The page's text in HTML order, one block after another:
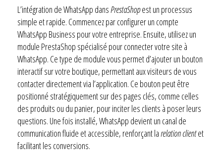
L’intégration de WhatsApp dansPrestaShopest un processus
simple et rapide. Commencez par configurer un compte
WhatsApp Business pour votre entreprise. Ensuite, utilisez un
module PrestaShop spécialisé pour connecter votre site à
WhatsApp. Ce type de module vous permet d’ajouter un bouton
interactif sur votre boutique, permettant aux visiteurs de vous
contacter directement via l’application. Ce bouton peut être
positionné stratégiquement sur des pages clés, comme celles
des produits ou du panier, pour inciter les clients à poser leurs
questions. Une fois installé, WhatsApp devient un canal de
communication fluide et accessible, renforçant la relation clientet
facilitant les conversions.